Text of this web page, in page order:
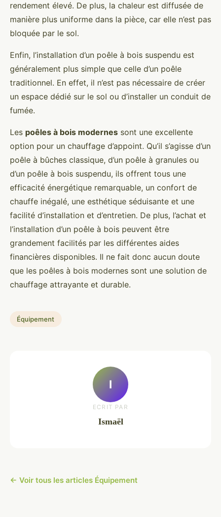
rendement élevé. De plus, la chaleur est diffusée de
manière plus uniforme dans la pièce, car elle n’est pas
bloquée par le sol.
Enfin, l’installation d’un poêle à bois suspendu est
généralement plus simple que celle d’un poêle
traditionnel. En effet, il n’est pas nécessaire de créer
un espace dédié sur le sol ou d’installer un conduit de
fumée.
Les poêles à bois modernes sont une excellente
option pour un chauffage d’appoint. Qu’il s’agisse d’un
poêle à bûches classique, d’un poêle à granules ou
d’un poêle à bois suspendu, ils offrent tous une
efficacité énergétique remarquable, un confort de
chauffe inégalé, une esthétique séduisante et une
facilité d’installation et d’entretien. De plus, l’achat et
l’installation d’un poêle à bois peuvent être
grandement facilités par les différentes aides
financières disponibles. Il ne fait donc aucun doute
que les poêles à bois modernes sont une solution de
chauffage attrayante et durable.
Équipement
I
ECRIT PAR
Ismaël
← Voir tous les articles Équipement